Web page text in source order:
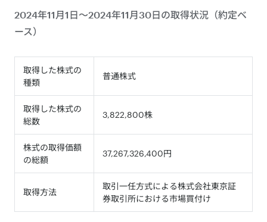
2024年11月1日～2024年11月30日の取得状況（約定ベ
ース）
取得した株式の
種類
普通株式
取得した株式の
総数
3,822,800株
株式の取得価額
の総額
37,267,326,400円
取得方法
取引一任方式による株式会社東京証
券取引所における市場買付け